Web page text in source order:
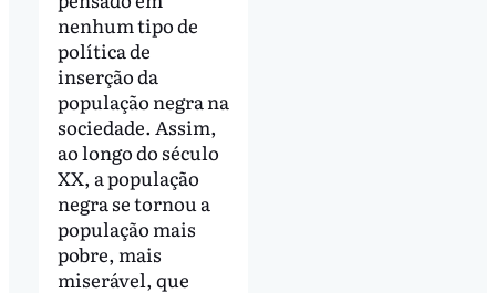
nenhum tipo de
política de
inserção da
população negra na
sociedade. Assim,
ao longo do século
XX, a população
negra se tornou a
população mais
pobre, mais
miserável, que